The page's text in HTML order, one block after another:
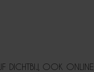
DICHTBIJ, OOK ONLINE